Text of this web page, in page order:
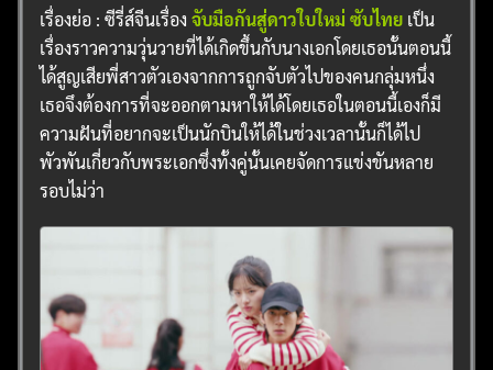
เรื่องย่อ : ซีรี่ส์จีนเรื่องจับมือกันสู่ดาวใบใหม่ ซับไทย เป็น
เรื่องราวความวุ่นวายที่ได้เกิดขึ้นกับนางเอกโดยเธอนั้นตอนนี้
ได้สูญเสียพี่สาวตัวเองจากการถูกจับตัวไปของคนกลุ่มหนึ่ง
เธอจึงต้องการที่จะออกตามหาให้ได้โดยเธอในตอนนี้เองก็มี
ความฝันที่อยากจะเป็นนักบินให้ได้ในช่วงเวลานั้นก็ได้ไป
พัวพันเกี่ยวกับพระเอกซึ่งทั้งคู่นั้นเคยจัดการแข่งขันหลาย
รอบไม่ว่า